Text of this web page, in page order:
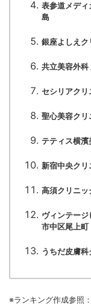
表参道メディ
島
銀座よしえク
共立美容外科
セシリアクリ
聖心美容クリ
テティス横
新宿中央クリ
高須クリニッ
ヴィンテー
市中区尾上町
うちだ皮膚科
※ランキング作成参照